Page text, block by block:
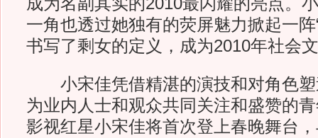
一角也透过她独有的荧屏魅力掀起一阵
书写了剩女的定义，成为2010年社会
小宋佳凭借精湛的演技和对角色塑
为业内人士和观众共同关注和盛赞的
影视红星小宋佳将首次登上春晚舞台